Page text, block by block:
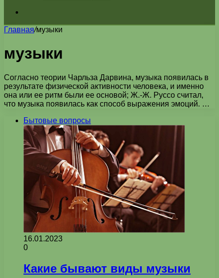
Главная/музыки
музыки
Согласно теории Чарльза Дарвина, музыка появилась в
результате физической активности человека, и именно
она или ее ритм были ее основой; Ж.-Ж. Руссо считал,
что музыка появилась как способ выражения эмоций. …
Бытовые вопросы
16.01.2023
0
Какие бывают виды музыки